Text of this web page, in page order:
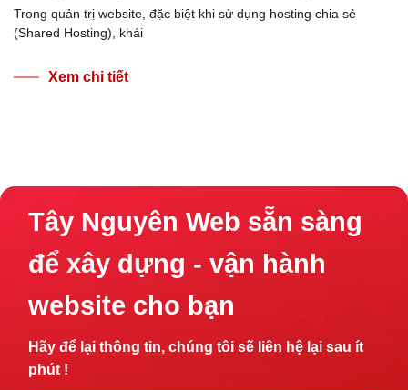
Trong quản trị website, đặc biệt khi sử dụng hosting chia sẻ
(Shared Hosting), khái
Xem chi tiết
Tây Nguyên Web sẵn sàng
để xây dựng - vận hành
website cho bạn
Hãy để lại thông tin, chúng tôi sẽ liên hệ lại sau ít
phút !